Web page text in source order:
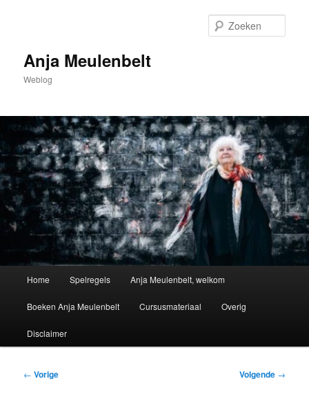
inhoudAnja Meulenbelt
Weblog
Home Spelregels Anja Meulenbelt, welkom
Boeken Anja Meulenbelt Cursusmateriaal Overig
Disclaimer
Bericht
← Vorige Volgende →